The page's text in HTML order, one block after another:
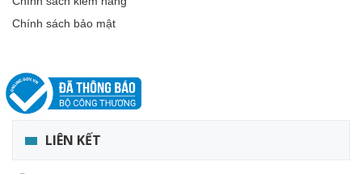
Chính sách bảo mật
LIÊN KẾT